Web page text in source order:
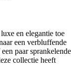
en elegantie toe
een verbluffende
paar sprankelende
collectie heeft